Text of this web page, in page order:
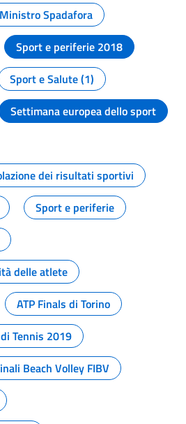
Ministro Spadafora
Sport e periferie 2018
Sport e Salute (1)
Settimana europea dello sport
dei risultati sportivi
Sport e periferie
delle atlete
ATP Finals di Torino
Tennis 2019
Beach Volley FIBV